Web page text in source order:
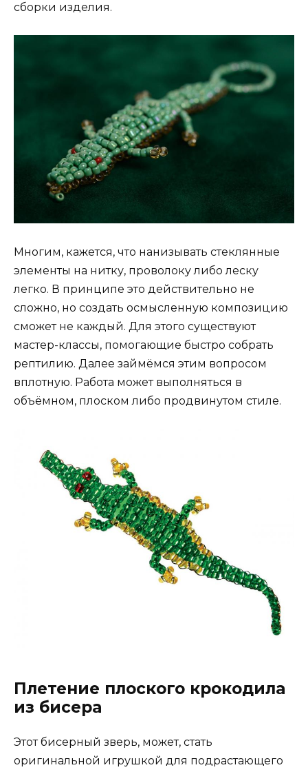
сборки изделия.
Многим, кажется, что нанизывать стеклянные
элементы на нитку, проволоку либо леску
легко. В принципе это действительно не
сложно, но создать осмысленную композицию
сможет не каждый. Для этого существуют
мастер-классы, помогающие быстро собрать
рептилию. Далее займёмся этим вопросом
вплотную. Работа может выполняться в
объёмном, плоском либо продвинутом стиле.
Плетение плоского крокодила
из бисера
Этот бисерный зверь, может, стать
оригинальной игрушкой для подрастающего